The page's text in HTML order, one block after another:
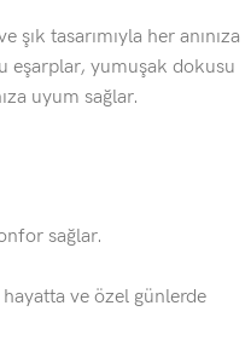
şık tasarımıyla her anınıza
eşarplar, yumuşak dokusu
uyum sağlar.
sağlar.
ve özel günlerde